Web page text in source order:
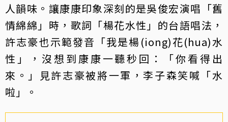
人韻味。讓康康印象深刻的是吳俊宏演唱「舊
情綿綿」時，歌詞「楊花水性」的台語唱法，
許志豪也示範發音「我是楊(iong)花(hua)水
性」，沒想到康康一聽秒回：「你看得出
來。」見許志豪被將一軍，李子森笑喊「水
啦」。